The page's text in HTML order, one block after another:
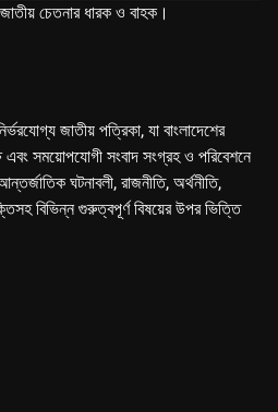
চেতনার ধারক ও বাহক।
জাতীয় পত্রিকা, যা বাংলাদেশের
এবং সময়োপযোগী সংবাদ সংগ্রহ ও পরিবেশনে
ঘটনাবলী, রাজনীতি, অর্থনীতি,
বিভিন্ন গুরুত্বপূর্ণ বিষয়ের উপর ভিত্তি